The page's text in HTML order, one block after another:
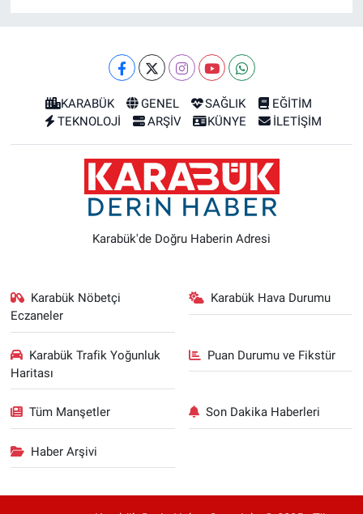
KARABÜK GENEL SAĞLIK
EĞİTİM
TEKNOLOJİ
ARŞİV KÜNYE İLETİŞİM
Karabük'de Doğru Haberin Adresi
Karabük Nöbetçi
Eczaneler
Karabük Hava Durumu
Karabük Trafik Yoğunluk
Haritası
Puan Durumu ve Fikstür
Tüm Manşetler Son Dakika Haberleri
Haber Arşivi